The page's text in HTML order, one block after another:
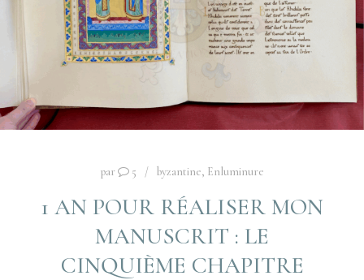
par 5 byzantine, Enluminure
1 AN POUR RÉALISER MON
MANUSCRIT : LE
CINQUIÈME CHAPITRE